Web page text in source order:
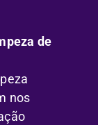
de
nos